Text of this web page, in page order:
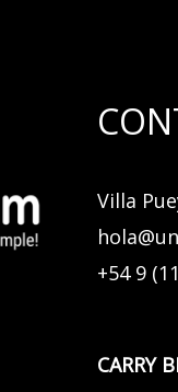
Villa
+54 9
CARRY